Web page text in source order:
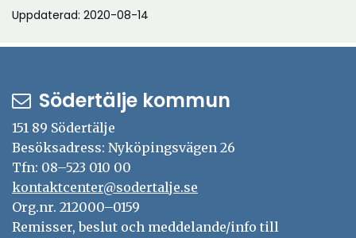
Uppdaterad: 2020-08-14
Södertälje kommun
151 89 Södertälje
Besöksadress: Nyköpingsvägen 26
Tfn: 08–523 010 00
kontaktcenter@sodertalje.se
Org.nr. 212000–0159
Remisser, beslut och meddelande/info till